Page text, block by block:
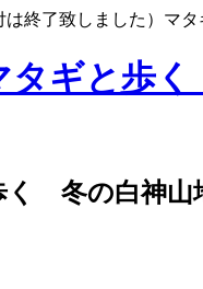
は終了致しました）マ
タギと歩
く 冬の白神